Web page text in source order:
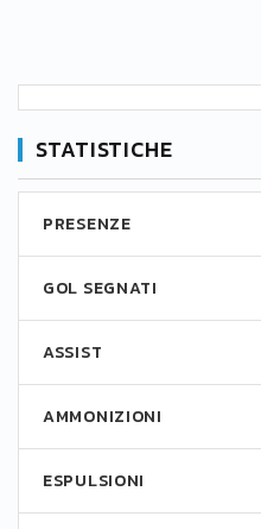
STATISTICHE
PRESENZE
GOL SEGNATI
ASSIST
AMMONIZIONI
ESPULSIONI